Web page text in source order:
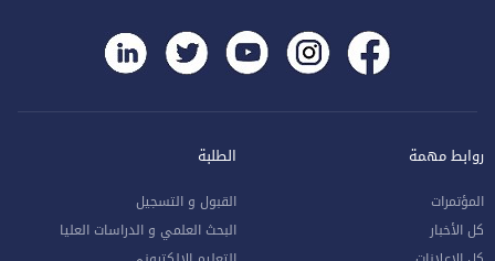
روابط مهمة
المؤتمرات
كل الأخبار
الطلبة
القبول و التسجيل
البحث العلمي و الدراسات العليا